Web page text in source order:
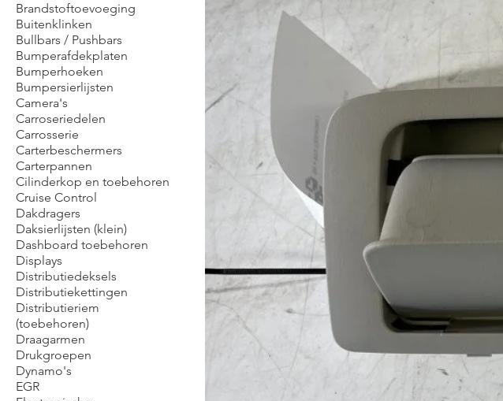
Brandstoftoevoeging
Buitenklinken
Bullbars / Pushbars
Bumperafdekplaten
Bumperhoeken
Bumpersierlijsten
Camera's
Carroseriedelen
Carrosserie
Carterbeschermers
Carterpannen
Cilinderkop en toebehoren
Cruise Control
Dakdragers
Daksierlijsten (klein)
Dashboard toebehoren
Displays
Distributiedeksels
Distributiekettingen
Distributieriem
(toebehoren)
Draagarmen
Drukgroepen
Dynamo's
EGR